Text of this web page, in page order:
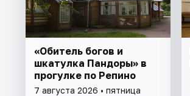
«Обитель богов и
шкатулка Пандоры» в
прогулке по Репино
7 августа 2026 • пятница